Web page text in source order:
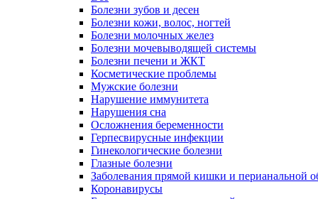
Болезни зубов и десен
Болезни кожи, волос, ногтей
Болезни молочных желез
Болезни мочевыводящей системы
Болезни печени и ЖКТ
Косметические проблемы
Мужские болезни
Нарушение иммунитета
Нарушения сна
Осложнения беременности
Герпесвирусные инфекции
Гинекологические болезни
Глазные болезни
Заболевания прямой кишки и перианальной
Коронавирусы